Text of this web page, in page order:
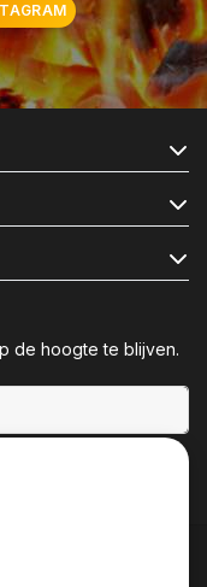
de hoogte te blijven.